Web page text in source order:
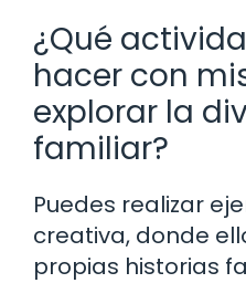
¿Qué
hacer con
explorar la
familiar?
Puedes realizar
creativa, donde
propias historias